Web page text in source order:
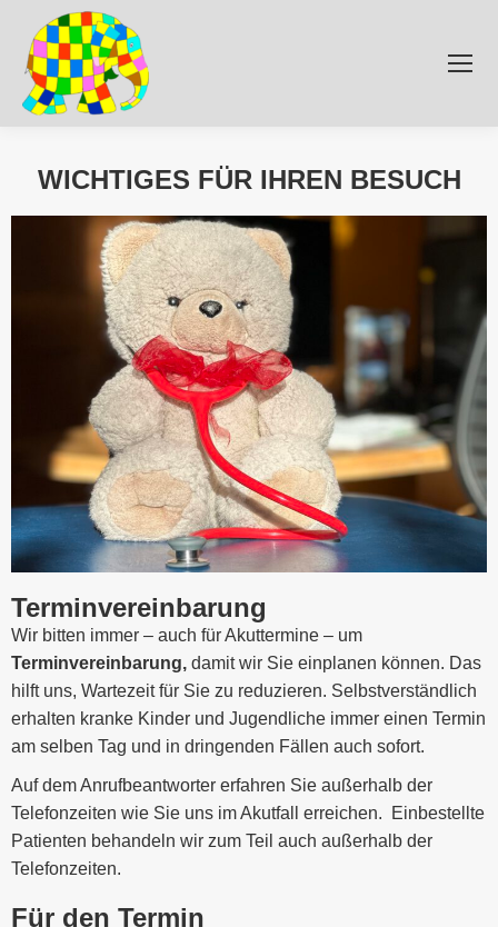
WICHTIGES FÜR IHREN BESUCH
Terminvereinbarung
Wir bitten immer – auch für Akuttermine – um
Terminvereinbarung, damit wir Sie einplanen können. Das
hilft uns, Wartezeit für Sie zu reduzieren. Selbstverständlich
erhalten kranke Kinder und Jugendliche immer einen Termin
am selben Tag und in dringenden Fällen auch sofort.
Auf dem Anrufbeantworter erfahren Sie außerhalb der
Telefonzeiten wie Sie uns im Akutfall erreichen. Einbestellte
Patienten behandeln wir zum Teil auch außerhalb der
Telefonzeiten.
Für den Termin